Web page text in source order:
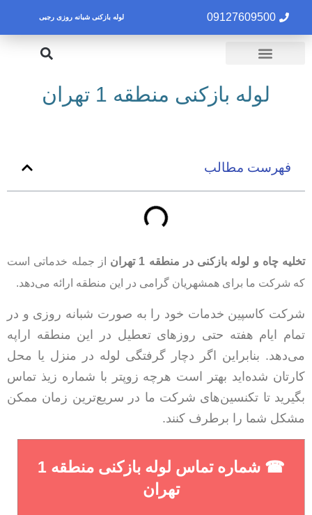
09127609500 لوله بازکنی شبانه روزی رجبی
لوله بازکنی منطقه 1 تهران
فهرست مطالب
تخلیه چاه و لوله بازکنی در منطقه 1 تهران
از جمله خدماتی است
که شرکت ما برای همشهریان گرامی در این منطقه ارائه می‌دهد.
شرکت کاسپین خدمات خود را به صورت شبانه روزی و در
تمام ایام هفته حتی روزهای تعطیل در این منطقه اراپه
می‌دهد. بنابراین اگر دچار گرفتگی لوله در منزل یا محل
کارتان شده‌اید بهتر است هرچه زوپتر با شماره زیذ تماس
بگیرید تا تکنسین‌های شرکت ما در سریع‌ترین زمان ممکن
مشکل شما را برطرف کنند.
☎
شماره تماس لوله بازکنی منطقه 1
تهران